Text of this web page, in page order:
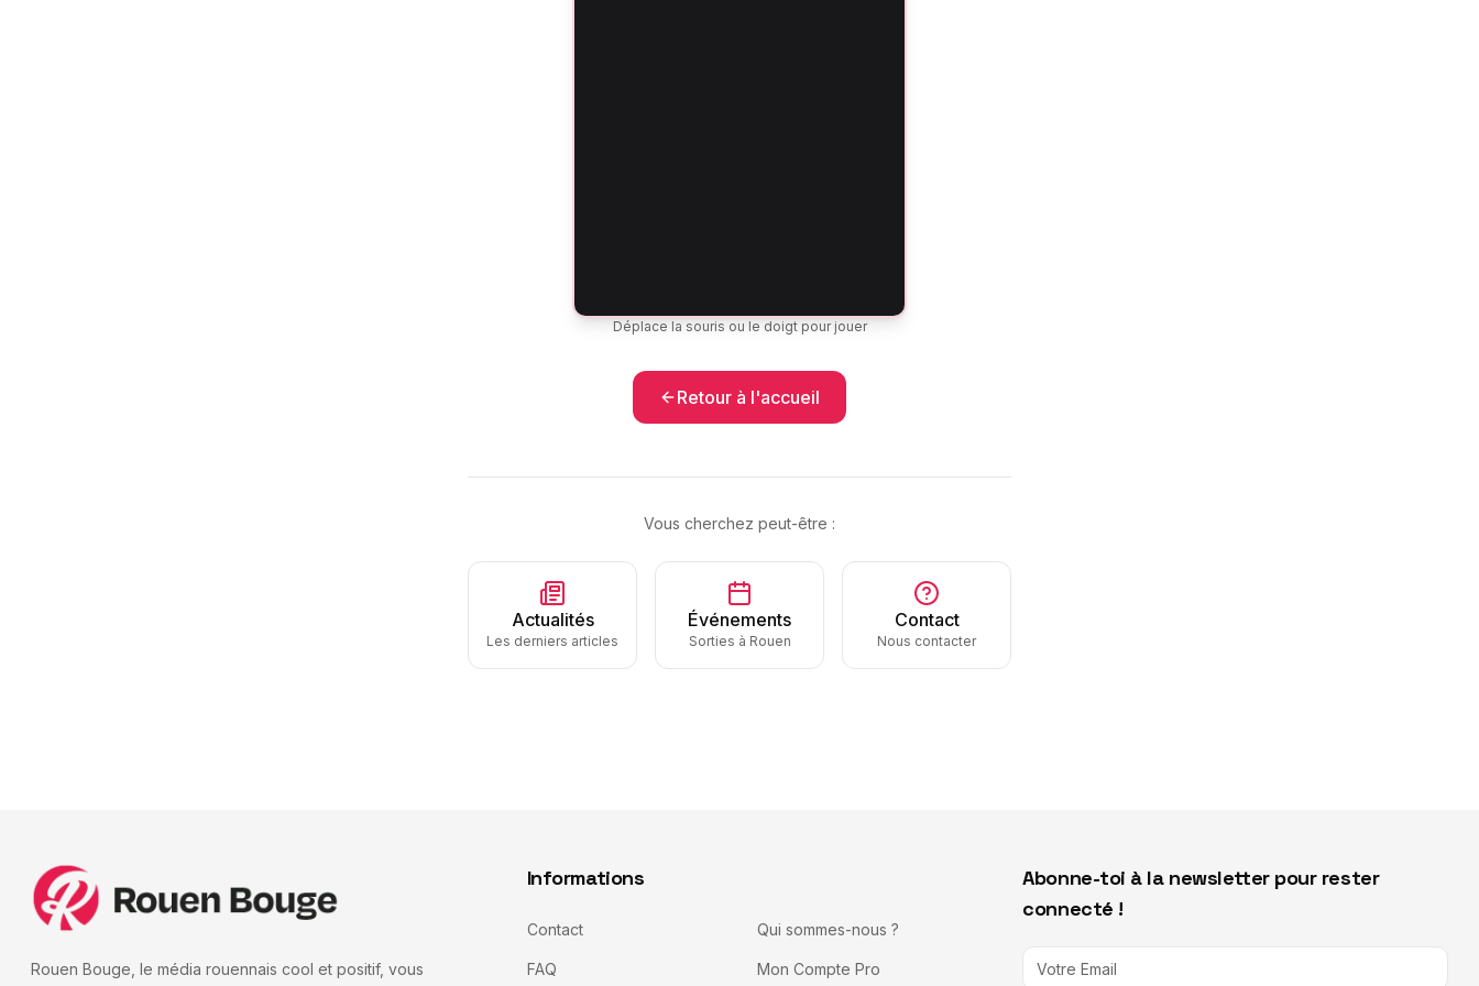
Déplace la souris ou le doigt pour jouer
Retour à l'accueil
Vous cherchez peut-être :
Actualités
Les derniers articles
Événements
Sorties à Rouen
Contact
Nous contacter
Rouen Bouge, le média rouennais cool et positif, vous
Informations
Contact
FAQ
Qui sommes-nous ?
Mon Compte Pro
Abonne-toi à la newsletter pour rester
connecté !